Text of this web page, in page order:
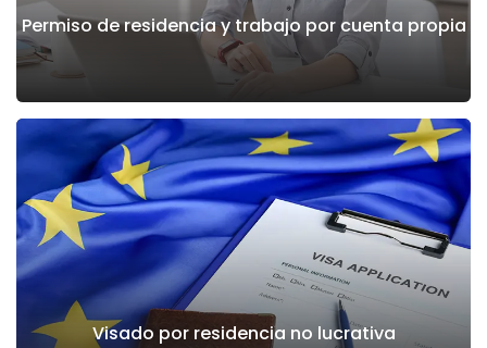
Permiso de residencia y trabajo por cuenta propia
Visado por residencia no lucrativa